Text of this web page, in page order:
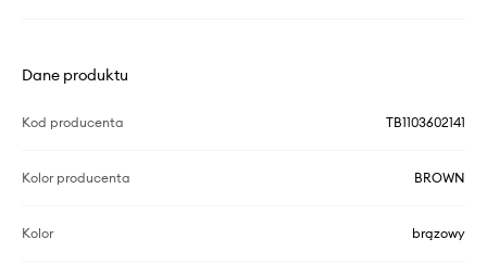
Dane produktu
Kod producenta TB1103602141
Kolor producenta BROWN
Kolor brązowy